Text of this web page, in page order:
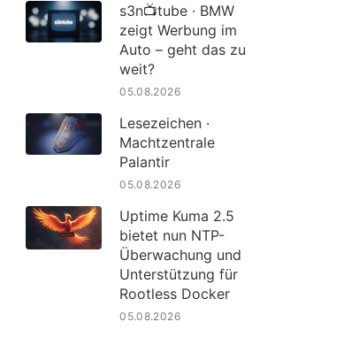
s3n📺tube · BMW
zeigt Werbung im
Auto – geht das zu
weit?
05.08.2026
Lesezeichen ·
Machtzentrale
Palantir
05.08.2026
Uptime Kuma 2.5
bietet nun NTP-
Überwachung und
Unterstützung für
Rootless Docker
05.08.2026